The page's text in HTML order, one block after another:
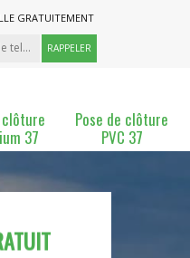
GRATUITEMENT
clôture
37
Pose de clôture
PVC 37